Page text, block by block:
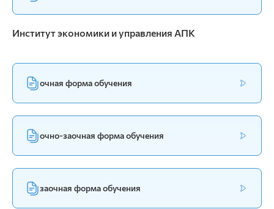
Институт экономики и управления АПК
очная форма обучения
очно-заочная форма обучения
заочная форма обучения